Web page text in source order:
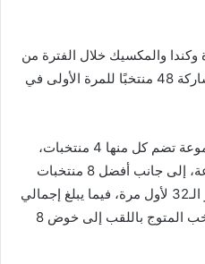
وكندا والمكسيك خلال الفترة من
11 يونيو حتى 19 يوليو 2026، بمشاركة 48 منتخبًا للمرة الأولى في
ويعتمد نظام البطولة على 12 مجموعة تضم كل منها 4 منتخبات،
ويتأهل متصدر ووصيف كل مجموعة، إلى جانب أفضل 8 منتخبات
تحتل المركز الثالث، مع إقامة دور الـ32 لأول مرة، فيما يبلغ إجمالي
عدد المباريات 104، ويحتاج المنتخب المتوج باللقب إلى خوض 8